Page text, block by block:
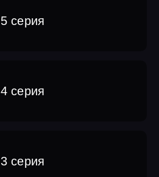
5 серия
4 серия
3 серия